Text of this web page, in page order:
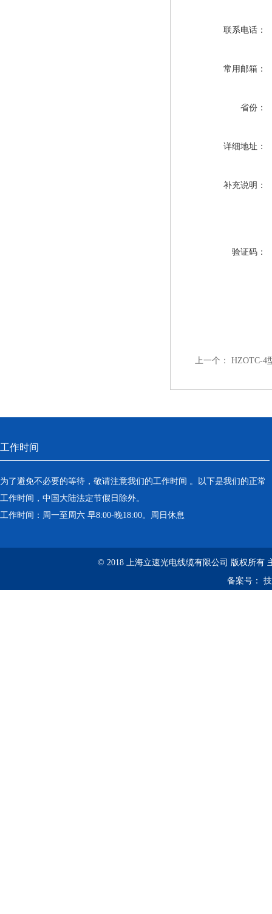
联系电话：
常用邮箱：
省份：
详细地址：
补充说明：
验证码：
上一个： HZOTC-4
工作时间
为了避免不必要的等待，敬请注意我们的工作时间 。以下是我们的正常
工作时间，中国大陆法定节假日除外。
工作时间：周一至周六 早8:00-晚18:00。周日休息
© 2018 上海立速光电线缆有限公司 版权所有
备案号：